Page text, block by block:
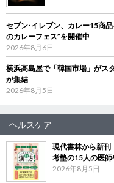
セブン‐イレブン、カレー15商
のカレーフェス”を開催中
2026年8月6日
横浜高島屋で「韓国市場」が
が集結
2026年8月5日
ヘルスケア
現代書林から新
考塾の15人の医
2026年8月5日